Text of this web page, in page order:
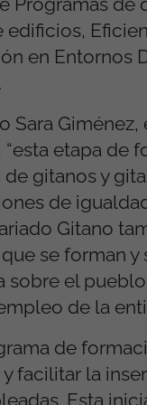
edificios,
en Entornos
Sara
etapa de
gitanos y
de
Gitano
se forman
sobre el
de la
de
facilitar la
Esta